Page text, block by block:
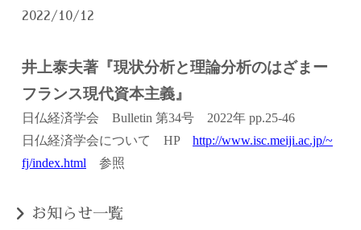
2022/10/12
井上泰夫著『現状分析と理論分析のはざまー
フランス現代資本主義』
日仏経済学会 Bulletin 第34号 2022年 pp.25-46
日仏経済学会について HP http://www.isc.meiji.ac.jp/~
fj/index.html 参照
お知らせ一覧